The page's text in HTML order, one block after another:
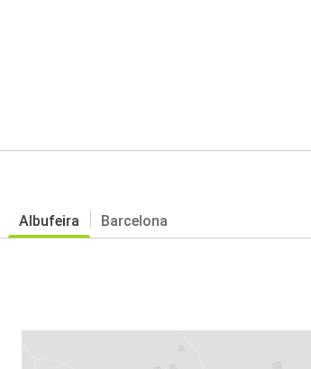
Albufeira Barcelona